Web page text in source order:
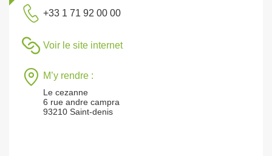
+33 1 71 92 00 00
Voir le site internet
M’y rendre :
Le cezanne
6 rue andre campra
93210 Saint-denis